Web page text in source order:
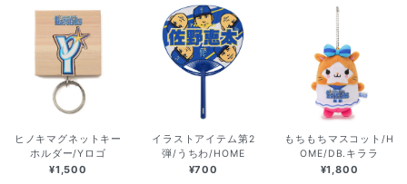
ヒノキマグネットキー
ホルダー/Yロゴ
¥1,500
イラストアイテム第2
弾/うちわ/HOME
¥700
もちもちマスコット/H
OME/DB.キララ
¥1,800